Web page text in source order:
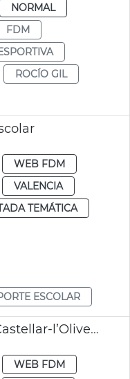
NORMAL
FDM
ROCÍO GIL
WEB FDM
VALENCIA
TEMÁTICA
ESCOLAR
Remodelación piscina Castellar-l’Oliveral
WEB FDM